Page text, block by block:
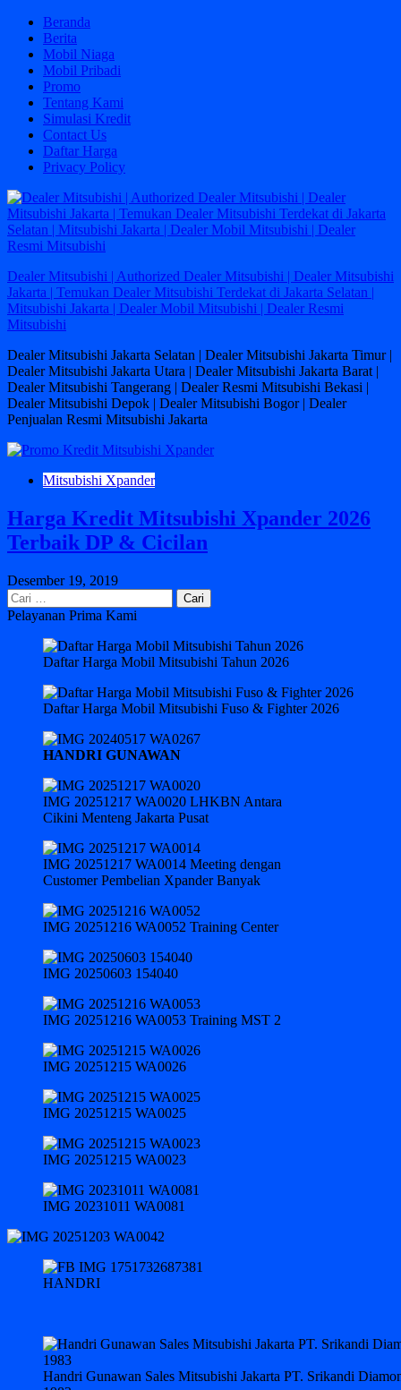
Skip
content
Beranda
Berita
Mobil Niaga
Mobil Pribadi
Promo
Tentang Kami
Simulasi Kredit
Contact Us
Daftar Harga
Privacy Policy
Dealer Mitsubishi | Authorized Dealer Mitsubishi | Dealer Mitsubishi
Jakarta | Temukan Dealer Mitsubishi Terdekat di Jakarta Selatan |
Mitsubishi Jakarta | Dealer Mobil Mitsubishi | Dealer Resmi
Mitsubishi
Dealer Mitsubishi Jakarta Selatan | Dealer Mitsubishi Jakarta Timur |
Dealer Mitsubishi Jakarta Utara | Dealer Mitsubishi Jakarta Barat |
Dealer Mitsubishi Tangerang | Dealer Resmi Mitsubishi Bekasi |
Dealer Mitsubishi Depok | Dealer Mitsubishi Bogor | Dealer
Penjualan Resmi Mitsubishi Jakarta
Mitsubishi Xpander
Harga Kredit Mitsubishi Xpander 2026
Terbaik DP & Cicilan
Desember 19, 2019
Cari
untuk:
Pelayanan Prima Kami
Daftar Harga Mobil Mitsubishi Tahun 2026
Daftar Harga Mobil Mitsubishi Fuso & Fighter 2026
HANDRI GUNAWAN
IMG 20251217 WA0020 LHKBN Antara
Cikini Menteng Jakarta Pusat
IMG 20251217 WA0014 Meeting dengan
Customer Pembelian Xpander Banyak
IMG 20251216 WA0052 Training Center
IMG 20250603 154040
IMG 20251216 WA0053 Training MST 2
IMG 20251215 WA0026
IMG 20251215 WA0025
IMG 20251215 WA0023
IMG 20231011 WA0081
HANDRI
Handri Gunawan Sales Mitsubishi Jakarta PT. Srikandi